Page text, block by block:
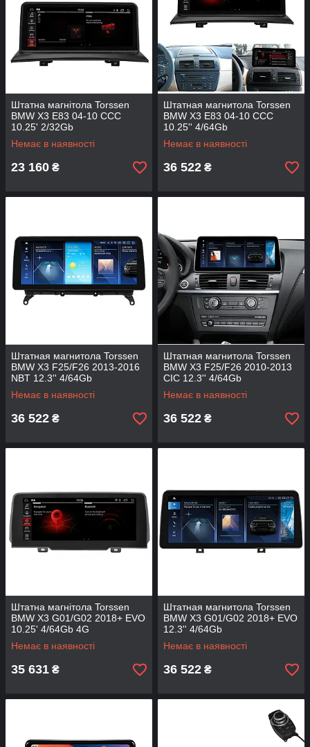
Штатна магнітола Torssen
BMW X3 E83 04-10 CCC
10.25' 2/32Gb
Немає в наявності
23 160 ₴
Штатная магнитола Torssen
BMW X3 E83 04-10 CCC
10.25'' 4/64Gb
Немає в наявності
36 522 ₴
Штатная магнитола Torssen
BMW X3 F25/F26 2013-2016
NBT 12.3'' 4/64Gb
Немає в наявності
36 522 ₴
Штатная магнитола Torssen
BMW X3 F25/F26 2010-2013
CIC 12.3'' 4/64Gb
Немає в наявності
36 522 ₴
Штатна магнітола Torssen
BMW X3 G01/G02 2018+ EVO
10.25' 4/64Gb 4G
Немає в наявності
35 631 ₴
Штатная магнитола Torssen
BMW X3 G01/G02 2018+ EVO
12.3'' 4/64Gb
Немає в наявності
36 522 ₴